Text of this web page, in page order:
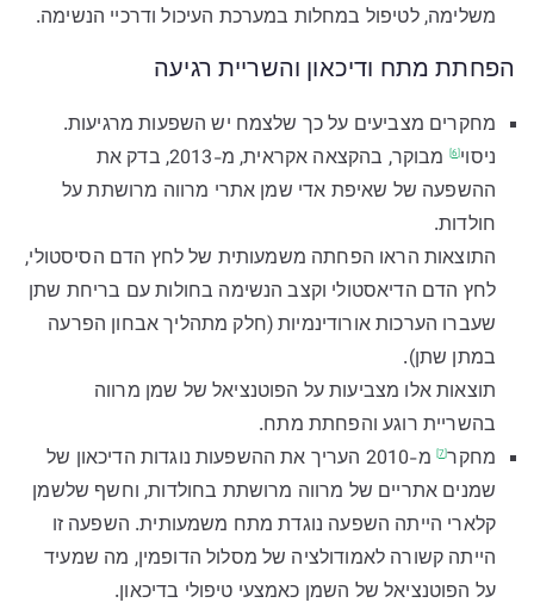
משלימה, לטיפול במחלות במערכת העיכול ודרכיי הנשימה.
הפחתת מתח ודיכאון והשריית רגיעה
מחקרים מצביעים על כך שלצמח יש השפעות מרגיעות.
ניסוי[6]
מבוקר, בהקצאה אקראית, מ-2013, בדק את
ההשפעה של שאיפת אדי שמן אתרי מרווה מרושתת על
חולדות.
התוצאות הראו הפחתה משמעותית של לחץ הדם הסיסטולי,
לחץ הדם הדיאסטולי וקצב הנשימה בחולות עם בריחת שתן
שעברו הערכות אורודינמיות (חלק מתהליך אבחון הפרעה
במתן שתן).
תוצאות אלו מצביעות על הפוטנציאל של שמן מרווה
בהשריית רוגע והפחתת מתח.
מחקר[7]
מ-2010 העריך את ההשפעות נוגדות הדיכאון של
שמנים אתריים של מרווה מרושתת בחולדות, וחשף שלשמן
קלארי הייתה השפעה נוגדת מתח משמעותית. השפעה זו
הייתה קשורה לאמודולציה של מסלול הדופמין, מה שמעיד
על הפוטנציאל של השמן כאמצעי טיפולי בדיכאון.